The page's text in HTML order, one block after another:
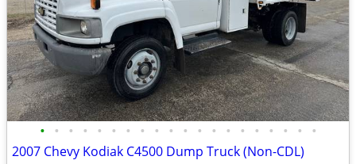
• • • • • • • • • • • • • • • • • • • •
2007 Chevy Kodiak C4500 Dump Truck (Non-CDL)